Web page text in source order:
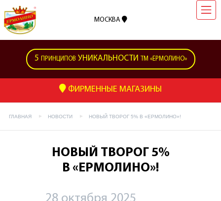
МОСКВА
5 ПРИНЦИПОВ УНИКАЛЬНОСТИ ТМ «ЕРМОЛИНО»
ФИРМЕННЫЕ МАГАЗИНЫ
ГЛАВНАЯ НОВОСТИ НОВЫЙ ТВОРОГ 5% В «ЕРМОЛИНО»!
НОВЫЙ ТВОРОГ 5%
В «ЕРМОЛИНО»!